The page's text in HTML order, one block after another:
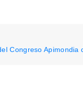
Congreso Apimondia